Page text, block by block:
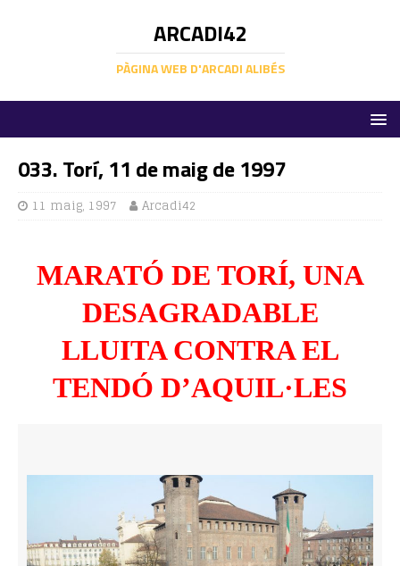
ARCADI42
PÀGINA WEB D'ARCADI ALIBÉS
033. Torí, 11 de maig de 1997
11 maig, 1997 Arcadi42
MARATÓ DE TORÍ, UNA
DESAGRADABLE
LLUITA CONTRA EL
TENDÓ D’AQUIL·LES